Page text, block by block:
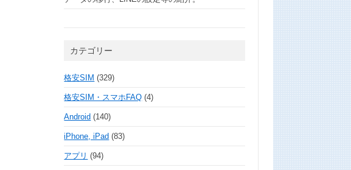
カテゴリー
格安SIM (329)
格安SIM・スマホFAQ (4)
Android (140)
iPhone, iPad (83)
アプリ (94)